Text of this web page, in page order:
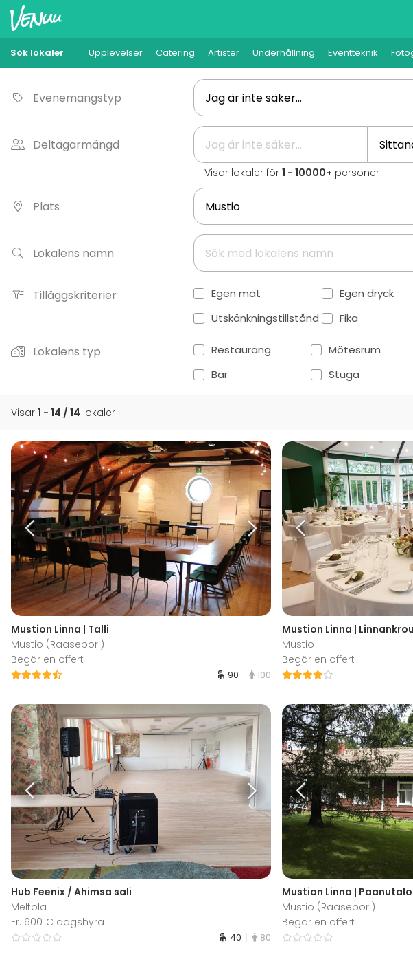
Sök lokaler Upplevelser Catering Artister Underhållning Eventteknik
Evenemangstyp
Deltagarmängd
Visar lokaler för1 - 10000+ personer
Plats
Lokalens namn
Tilläggskriterier Egen mat Egen dryck
Utskänkningstillstånd
Fika
Lokalens typ Restaurang Mötesrum
Bar
Stuga
Visar 1 - 14 / 14 lokaler
Mustion Linna | Talli
Mustio (Raasepori)
Begär en offert
90 100
Mustion Linna |
Mustio
Begär en offert
Hub Feenix / Ahimsa sali
Meltola
Fr. 600 € dagshyra
40 80
Mustion Linna | Paanutalo
Mustio (Raasepori)
Begär en offert